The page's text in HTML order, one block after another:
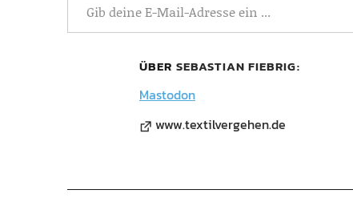
ÜBER SEBASTIAN FIEBRIG
Mastodon
www.textilvergehen.de